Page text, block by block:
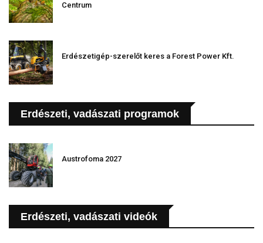
Centrum
Erdészetigép-szerelőt keres a Forest Power Kft.
Erdészeti, vadászati programok
Austrofoma 2027
Erdészeti, vadászati videók